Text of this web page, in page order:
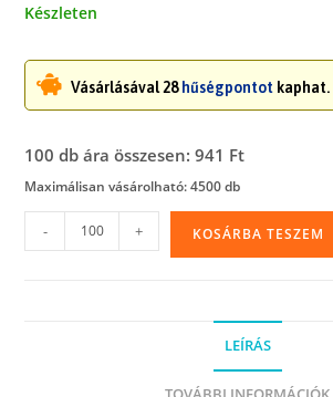
Készleten
Vásárlásával 28 hűségpontot kaphat.
100 db ára összesen: 941 Ft
Maximálisan vásárolható: 4500 db
Felakasztható,
eurolyukas,
- + KOSÁRBA TESZEM
LEÍRÁS